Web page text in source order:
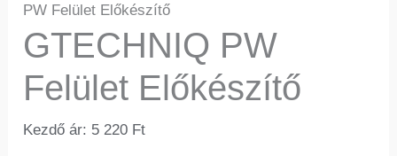
PW Felület Előkészítő
GTECHNIQ PW
Felület Előkészítő
Kezdő ár: 5 220 Ft